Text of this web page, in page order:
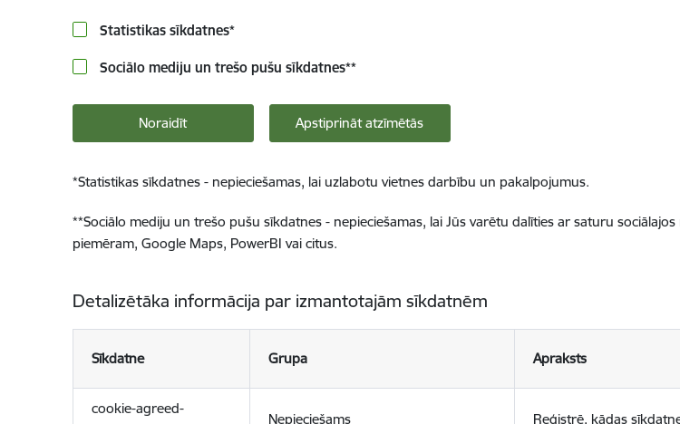
Statistikas sīkdatnes*
Sociālo mediju un trešo pušu sīkdatnes**
Noraidīt Apstiprināt atzīmētās
*Statistikas sīkdatnes - nepieciešamas, lai uzlabotu vietnes darbību un pakalpojumus.
**Sociālo mediju un trešo pušu sīkdatnes - nepieciešamas, lai Jūs varētu dalīties ar saturu
piemēram, Google Maps, PowerBI vai citus.
Detalizētāka informācija par izmantotajām sīkdatnēm
Sīkdatne Grupa Apraksts
cookie-agreed-
Nepieciešams Reģistrē, kādas